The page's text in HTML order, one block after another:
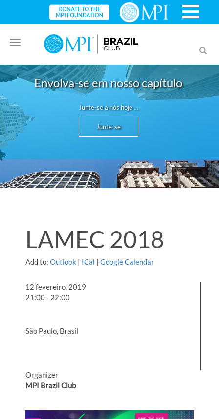
Toggle
navigation
Envolva-se em nosso capítulo
Junte-se a nós hoje ...
Junte-se
LAMEC 2018
Add to: Outlook | ICal |Google Calendar
12 fevereiro, 2019
21:00 - 22:00
São Paulo, Brasil
Organizer
MPI Brazil Club